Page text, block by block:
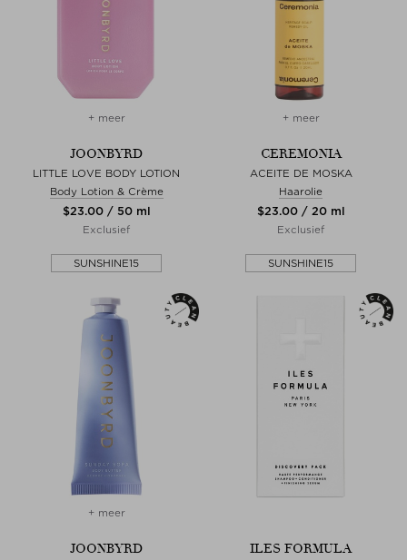
+ meer
JOONBYRD
LITTLE LOVE BODY LOTION
Body Lotion & Crème
$‌23.00 / 50 ml
Exclusief
SUNSHINE15
+ meer
CEREMONIA
ACEITE DE MOSKA
Haarolie
$‌23.00 / 20 ml
Exclusief
SUNSHINE15
+ meer
JOONBYRD ILES FORMULA